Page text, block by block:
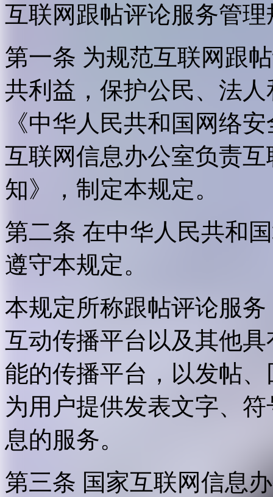
互联网跟帖评论服务管理
第一条 为规范互联网跟
共利益，保护公民、法
《中华人民共和国网络
互联网信息办公室负责
知》，制定本规定。
第二条 在中华人民共和
遵守本规定。
本规定所称跟帖评论服
互动传播平台以及其他
能的传播平台，以发帖
为用户提供发表文字、
息的服务。
第三条 国家互联网信息